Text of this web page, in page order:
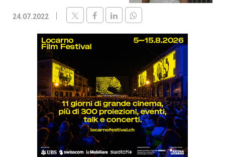
24.07.2022